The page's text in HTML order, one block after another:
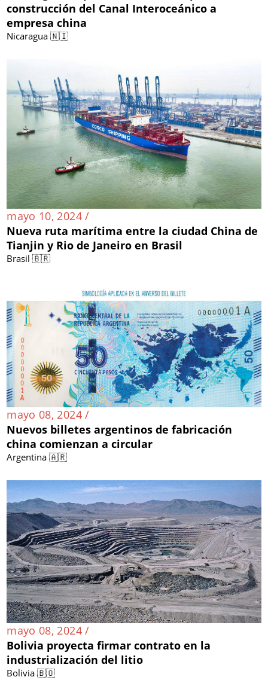
construcción del Canal Interoceánico a
empresa china
Nicaragua 🇳🇮
mayo 10, 2024 /
Nueva ruta marítima entre la ciudad China de
Tianjin y Rio de Janeiro en Brasil
Brasil 🇧🇷
mayo 08, 2024 /
Nuevos billetes argentinos de fabricación
china comienzan a circular
Argentina 🇦🇷
mayo 08, 2024 /
Bolivia proyecta firmar contrato en la
industrialización del litio
Bolivia 🇧🇴